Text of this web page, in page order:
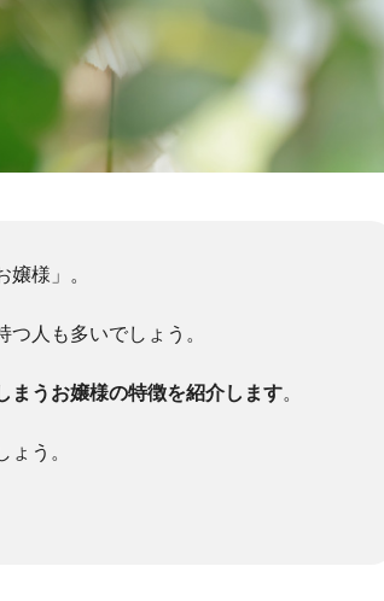
様」。
人も多いでしょう。
まうお嬢様の特徴を紹介します。
う。